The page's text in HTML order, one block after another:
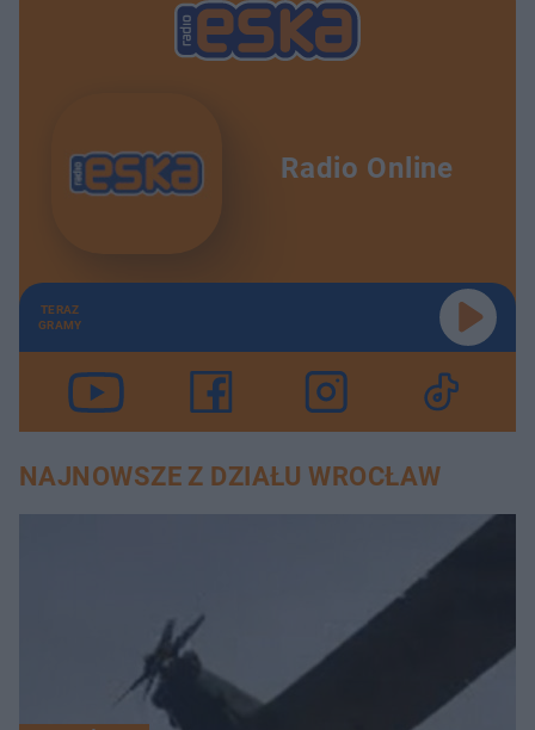
Radio Online
TERAZ
GRAMY
NAJNOWSZE Z DZIAŁU WROCŁAW